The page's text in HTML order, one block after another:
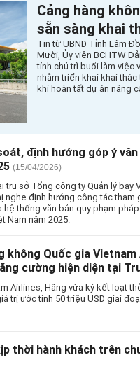
Cảng hàng
sẵn sàng khai
Tin từ UBND Tỉnh Lâm
Mười, Ủy viên BCHTW
tỉnh chủ trì buổi làm việc
nhằm triển khai khai
khi hoàn tất dự án nâng
định hướng góp ý
(15/04/2026)
trụ sở Tổng công ty Quản lý
nghe định hướng công tác tham
hệ thống văn bản quy phạm
Nam năm 2025.
không Quốc gia
cường hiện diện tại
Airlines, Hãng vừa ký kết loạt
trị ước tính 50 triệu USD giai
thời hành khách trên